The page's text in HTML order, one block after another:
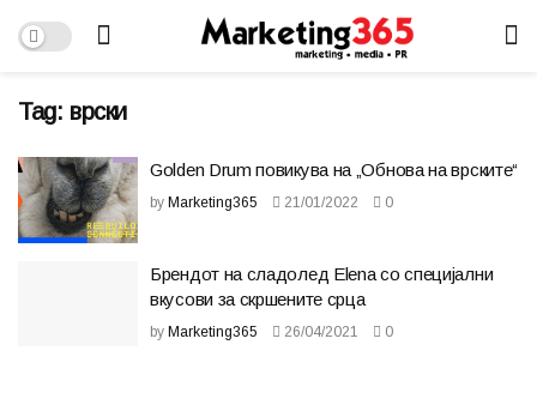
Tag: врски
Golden Drum повикува на „Обнова на врските“
by Marketing365 21/01/2022 0
Брендот на сладолед Elena со специјални
вкусови за скршените срца
by Marketing365 26/04/2021 0